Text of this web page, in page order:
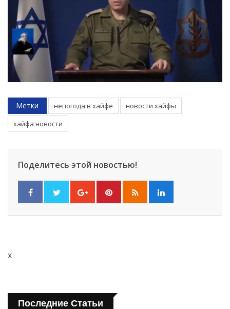
Метки непогода в хайфе
новости хайфы
хайфа новости
Поделитесь этой новостью!
x
Последние Статьи